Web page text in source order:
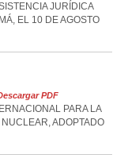
JURÍDICA
EL 10 DE AGOSTO
PDF
PARA LA
ADOPTADO